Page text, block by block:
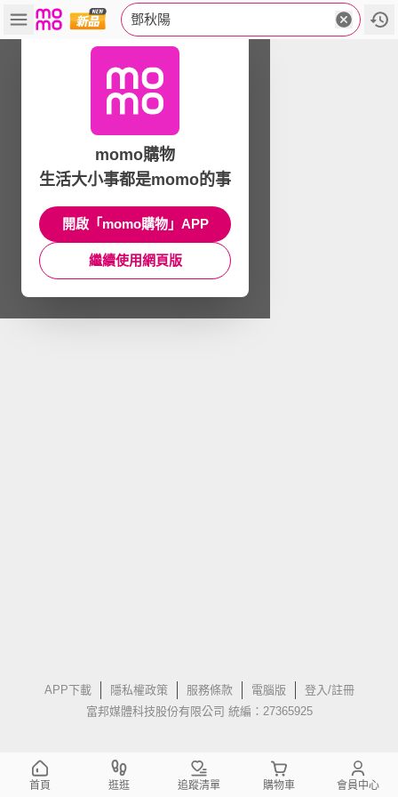
鄧秋陽
APP下載 隱私權政策 服務條款 電腦版
登入/註冊
富邦媒體科技股份有限公司 統編：27365925
momo購物
生活大小事都是momo的事
開啟「momo購物」APP
繼續使用網頁版
首頁 逛逛 追蹤清單 購物車 會員中心